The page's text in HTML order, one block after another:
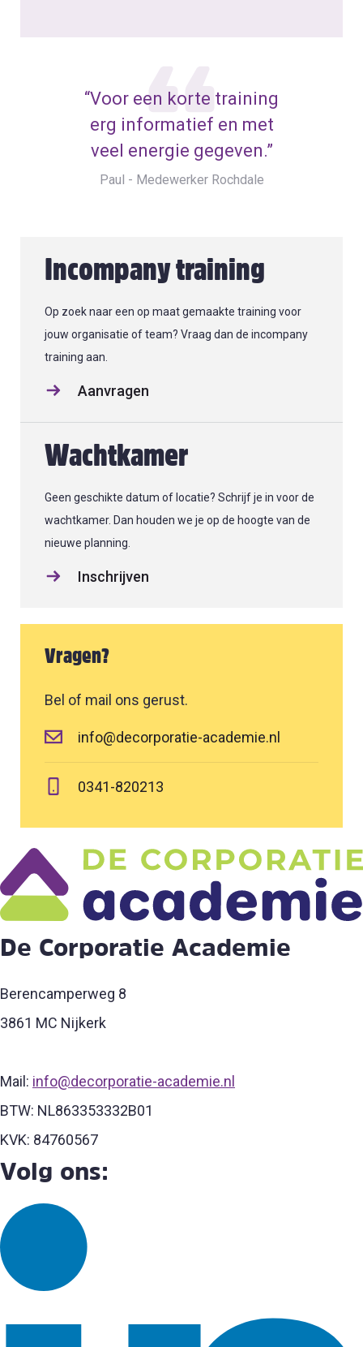
“Voor een korte training
erg informatief en met
veel energie gegeven.”
Paul - Medewerker Rochdale
Incompany training
Op zoek naar een op maat gemaakte training voor
jouw organisatie of team? Vraag dan de incompany
training aan.
Aanvragen
Wachtkamer
Geen geschikte datum of locatie? Schrijf je in voor de
wachtkamer. Dan houden we je op de hoogte van de
nieuwe planning.
Inschrijven
Vragen?
Bel of mail ons gerust.
info@decorporatie-academie.nl
0341-820213
De Corporatie Academie
Berencamperweg 8
3861 MC Nijkerk
Mail: info@decorporatie-academie.nl
BTW: NL863353332B01
KVK: 84760567
Volg ons: